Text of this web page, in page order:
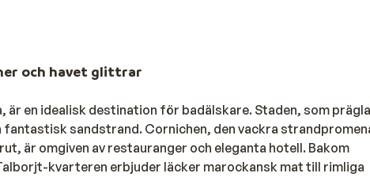
och havet glittrar
en idealisk destination för badälskare. Staden, som
sandstrand. Cornichen, den vackra
är omgiven av restauranger och eleganta hotell. Bakom
kvarteren erbjuder läcker marockansk mat till rimliga